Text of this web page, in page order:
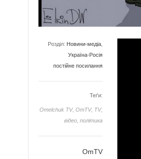
Розділ: Новини-медіа
Україна-Росія
постійне посилання
Теґи:
Omelchuk TV, OmTV, TV,
відео політика
OmTV